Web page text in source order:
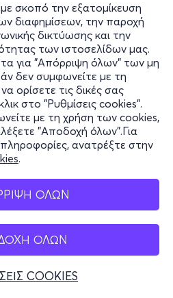
σκοπό την εξατομίκευση
διαφημίσεων, την παροχή
δικτύωσης και την
των ιστοσελίδων μας.
για "Απόρριψη όλων" των μη
δεν συμφωνείτε με τη
ορίσετε τις δικές σας
στο "Ρυθμίσεις cookies".
με τη χρήση των cookies,
"Αποδοχή όλων".Για
ανατρέξτε στην
.
ΟΛΩΝ
ΟΛΩΝ
COOKIES